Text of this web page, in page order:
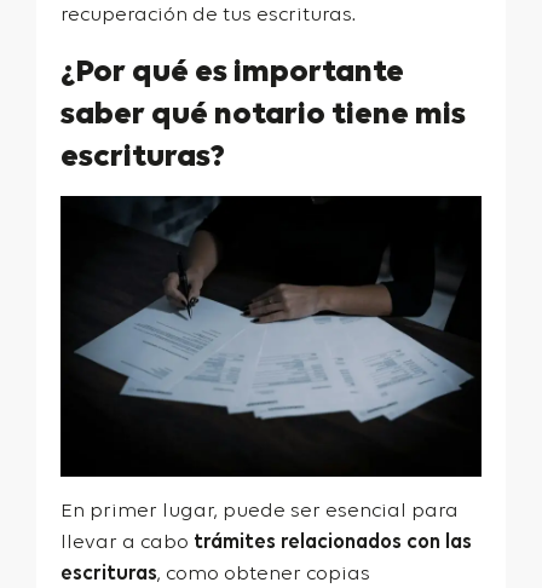
recuperación de tus escrituras.
¿Por qué es importante
saber qué notario tiene mis
escrituras?
En primer lugar, puede ser esencial para
llevar a cabo trámites relacionados con las
escrituras, como obtener copias